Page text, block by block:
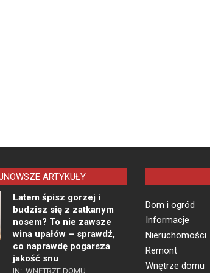
ARTYKUŁY
Latem śpisz gorzej i
budzisz się z zatkanym
nosem? To nie zawsze
wina upałów – sprawdź,
co naprawdę pogarsza
jakość snu
IN: WNĘTRZE DOMU
Dom i ogród
Informacje
Nieruchomości
Remont
Wnętrze domu